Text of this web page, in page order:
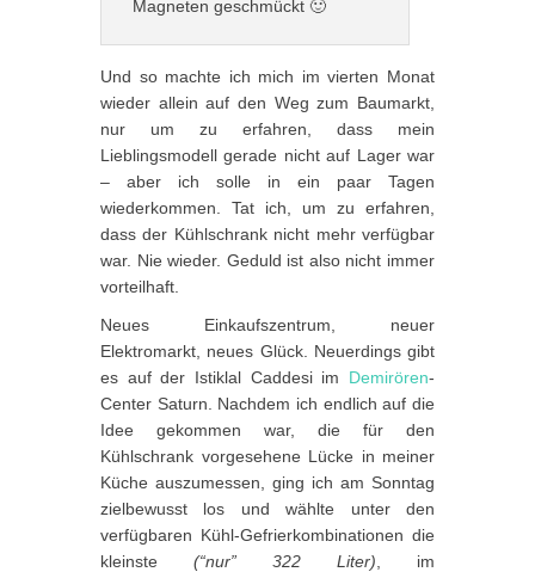
Magneten geschmückt 🙂
Und so machte ich mich im vierten Monat
wieder allein auf den Weg zum Baumarkt,
nur um zu erfahren, dass mein
Lieblingsmodell gerade nicht auf Lager war
– aber ich solle in ein paar Tagen
wiederkommen. Tat ich, um zu erfahren,
dass der Kühlschrank nicht mehr verfügbar
war. Nie wieder. Geduld ist also nicht immer
vorteilhaft.
Neues Einkaufszentrum, neuer
Elektromarkt, neues Glück. Neuerdings gibt
es auf der Istiklal Caddesi im Demirören-
Center Saturn. Nachdem ich endlich auf die
Idee gekommen war, die für den
Kühlschrank vorgesehene Lücke in meiner
Küche auszumessen, ging ich am Sonntag
zielbewusst los und wählte unter den
verfügbaren Kühl-Gefrierkombinationen die
kleinste (“nur” 322 Liter) , im